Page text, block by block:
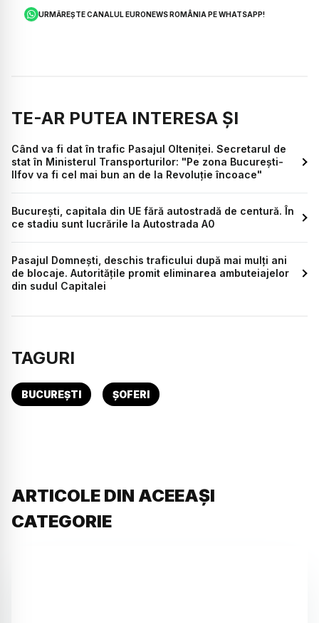
URMĂREȘTE CANALUL EURONEWS ROMÂNIA PE WHATSAPP!
TE-AR PUTEA INTERESA ȘI
Când va fi dat în trafic Pasajul Olteniței. Secretarul de
stat în Ministerul Transporturilor: "Pe zona București-
Ilfov va fi cel mai bun an de la Revoluție încoace"
București, capitala din UE fără autostradă de centură. În
ce stadiu sunt lucrările la Autostrada A0
Pasajul Domnești, deschis traficului după mai mulți ani
de blocaje. Autoritățile promit eliminarea ambuteiajelor
din sudul Capitalei
TAGURI
BUCUREȘTI ȘOFERI
ARTICOLE DIN ACEEAȘI
CATEGORIE